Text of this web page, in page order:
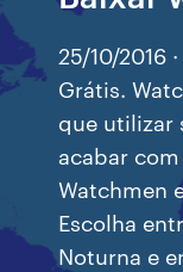
25/10/2016
Grátis.
que utilizar
acabar
Watchmen
Escolha
Noturna e